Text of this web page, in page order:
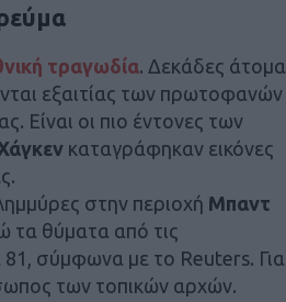
τραγωδία. Δεκάδες άτομα
εξαιτίας των πρωτοφανών
Είναι οι πιο έντονες των
καταγράφηκαν εικόνες
στην περιοχή Μπαντ
τα θύματα από τις
σύμφωνα με το Reuters. Για
των τοπικών αρχών.